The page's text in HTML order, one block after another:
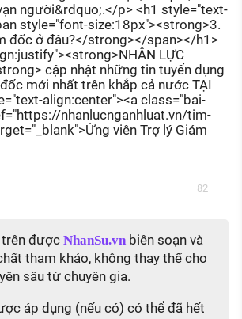
người&rdquo;.</p> <h1 style="text-
style="font-size:18px"><strong>3.
đốc ở đâu?</strong></span></h1>
LỰC
cập nhật những tin tuyển dụng
mới nhất trên khắp cả nước TẠI
align:center"><a class="bai-
nhanlucnganhluat.vn/tim-
viên Trợ lý Giám
82
trên được NhanSu.vnbiên soạn và
tham khảo, không thay thế cho
sâu từ chuyên gia.
áp dụng (nếu có) có thể đã hết